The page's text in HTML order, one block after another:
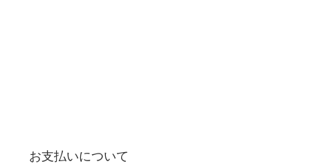
お支払いについて